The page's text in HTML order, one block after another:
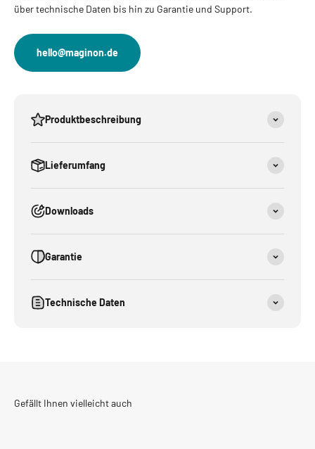
über technische Daten bis hin zu Garantie und Support.
hello@maginon.de
Produktbeschreibung
Lieferumfang
Downloads
Garantie
Technische Daten